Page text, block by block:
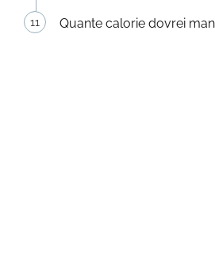
Quante calorie dovrei